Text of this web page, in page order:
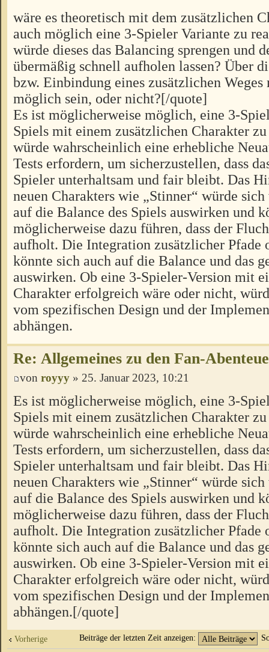
wäre es theoretisch mit dem zusätzlichen
auch möglich eine 3-Spieler Variante zu
würde dieses das Balancing sprengen und
übermäßig schnell aufholen lassen? Über
bzw. Einbindung eines zusätzlichen Weges
möglich sein, oder nicht?[/quote]
Es ist möglicherweise möglich, eine 3-
Spiels mit einem zusätzlichen Charakter
würde wahrscheinlich eine erhebliche
Tests erfordern, um sicherzustellen, dass
Spieler unterhaltsam und fair bleibt. Das
neuen Charakters wie „Stinner“ würde
auf die Balance des Spiels auswirken und
möglicherweise dazu führen, dass der
aufholt. Die Integration zusätzlicher Pfade
könnte sich auch auf die Balance und das
auswirken. Ob eine 3-Spieler-Version mit
Charakter erfolgreich wäre oder nicht,
vom spezifischen Design und der
abhängen.
Re: Allgemeines zu den Fan-
von royyy » 25. Januar 2023, 10:21
Es ist möglicherweise möglich, eine 3-
Spiels mit einem zusätzlichen Charakter
würde wahrscheinlich eine erhebliche
Tests erfordern, um sicherzustellen, dass
Spieler unterhaltsam und fair bleibt. Das
neuen Charakters wie „Stinner“ würde
auf die Balance des Spiels auswirken und
möglicherweise dazu führen, dass der
aufholt. Die Integration zusätzlicher Pfade
könnte sich auch auf die Balance und das
auswirken. Ob eine 3-Spieler-Version mit
Charakter erfolgreich wäre oder nicht,
vom spezifischen Design und der
abhängen.[/quote]
Vorherige Beiträge der letzten Zeit anzeigen: